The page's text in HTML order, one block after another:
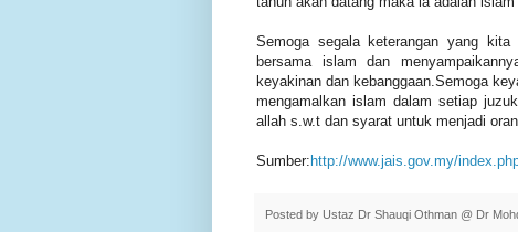
Semoga segala keterangan yang
bersama islam dan
keyakinan dan kebanggaan.Semoga
mengamalkan islam dalam setiap
allah s.w.t dan syarat untuk menjadi
Sumber:http://www.jais.gov.my/
Posted by Ustaz Dr Shauqi Othman @ Dr